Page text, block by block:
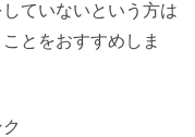
ていないという方は
とをおすすめしま